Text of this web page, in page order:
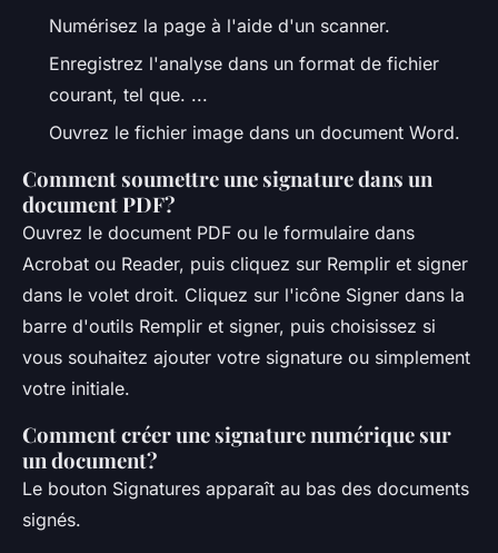
Numérisez la page à l'aide d'un scanner.
Enregistrez l'analyse dans un format de fichier
courant, tel que. ...
Ouvrez le fichier image dans un document Word.
Comment soumettre une signature dans un
document PDF?
Ouvrez le document PDF ou le formulaire dans
Acrobat ou Reader, puis cliquez sur Remplir et signer
dans le volet droit. Cliquez sur l'icône Signer dans la
barre d'outils Remplir et signer, puis choisissez si
vous souhaitez ajouter votre signature ou simplement
votre initiale.
Comment créer une signature numérique sur
un document?
Le bouton Signatures apparaît au bas des documents
signés.